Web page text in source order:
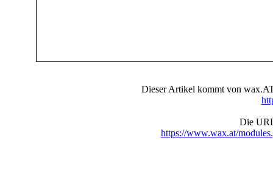
Dieser Artikel kommt von
Die
https://www.wax.at/